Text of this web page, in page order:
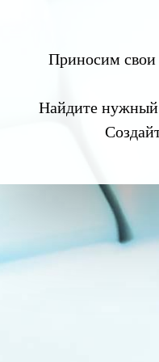
Приносим свои
Найдите